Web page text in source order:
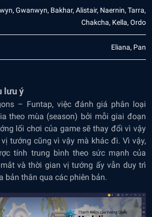
Gwanwyn, Bakhar, Alistair, Naernin, Tarra,
Chakcha, Kella, Ordo
Eliana, Pan
lưu ý
– Funtap, việc đánh giá phân loại
theo mùa (season) bởi mỗi giai đoạn
lối chơi của game sẽ thay đổi vì vậy
tướng cũng vì vậy mà khác đi. Vì vậy,
tính trung bình theo sức mạnh của
và thời gian vị tướng ấy vẫn duy trì
bản thân qua các phiên bản.